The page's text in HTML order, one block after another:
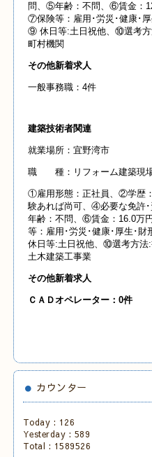
問、⑤年齢：不問、⑥賃金：
⑦保険等：雇用･労災･健康･
⑨ 休日等:土日祝他、⑩選考方
町村機関
その他新着求人
一般事務職：4件
建築技術者関連
就業場所：宜野湾市
職 種：リフォーム建築現
①雇用形態：正社員、②学歴
験あれば尚可、④必要な免許
年齢：不問、⑥賃金：16.0万
等：雇用･労災･健康･厚生･
休日等:土日祝他、⑩選考方法
土木建築工事業
その他新着求人
ＣＡＤオペレーター：0件
カウンター
Today : 126
Yesterday : 589
Total : 1589526